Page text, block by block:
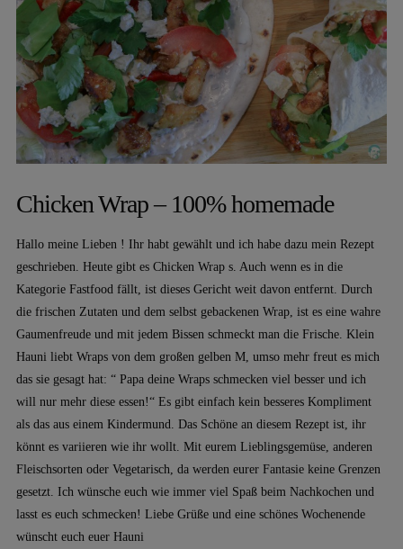
Chicken Wrap – 100% homemade
Hallo meine Lieben ! Ihr habt gewählt und ich habe dazu mein Rezept
geschrieben. Heute gibt es Chicken Wrap s. Auch wenn es in die
Kategorie Fastfood fällt, ist dieses Gericht weit davon entfernt. Durch
die frischen Zutaten und dem selbst gebackenen Wrap, ist es eine wahre
Gaumenfreude und mit jedem Bissen schmeckt man die Frische. Klein
Hauni liebt Wraps von dem großen gelben M, umso mehr freut es mich
das sie gesagt hat: “ Papa deine Wraps schmecken viel besser und ich
will nur mehr diese essen!“ Es gibt einfach kein besseres Kompliment
als das aus einem Kindermund. Das Schöne an diesem Rezept ist, ihr
könnt es variieren wie ihr wollt. Mit eurem Lieblingsgemüse, anderen
Fleischsorten oder Vegetarisch, da werden eurer Fantasie keine Grenzen
gesetzt. Ich wünsche euch wie immer viel Spaß beim Nachkochen und
lasst es euch schmecken! Liebe Grüße und eine schönes Wochenende
wünscht euch euer Hauni